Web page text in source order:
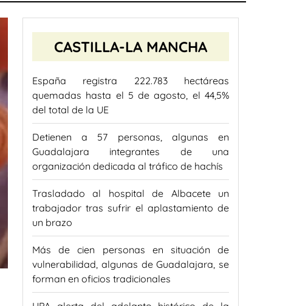
CASTILLA-LA MANCHA
España registra 222.783 hectáreas
quemadas hasta el 5 de agosto, el 44,5%
del total de la UE
Detienen a 57 personas, algunas en
Guadalajara integrantes de una
organización dedicada al tráfico de hachís
Trasladado al hospital de Albacete un
trabajador tras sufrir el aplastamiento de
un brazo
Más de cien personas en situación de
vulnerabilidad, algunas de Guadalajara, se
forman en oficios tradicionales